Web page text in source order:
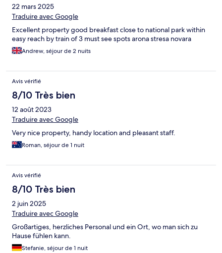
22 mars 2025
Traduire avec Google
Excellent property good breakfast close to national park within
easy reach by train of 3 must see spots arona stresa novara
Andrew, séjour de 2 nuits
Avis vérifié
8/10 Très bien
12 août 2023
Traduire avec Google
Very nice property, handy location and pleasant staff.
Roman, séjour de 1 nuit
Avis vérifié
8/10 Très bien
2 juin 2025
Traduire avec Google
Großartiges, herzliches Personal und ein Ort, wo man sich zu
Hause fühlen kann.
Stefanie, séjour de 1 nuit